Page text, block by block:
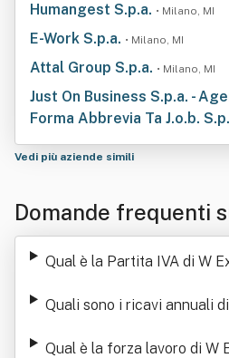
Humangest S.p.a. • Milano, MI
E-Work S.p.a. • Milano, MI
Attal Group S.p.a. • Milano, MI
Just On Business S.p.a. -
Forma Abbrevia Ta J.o.b.
Vedi più aziende simili
Domande frequenti
Srl
Qual è la Partita IVA di W
Quali sono i ricavi annuali
Qual è la forza lavoro di W